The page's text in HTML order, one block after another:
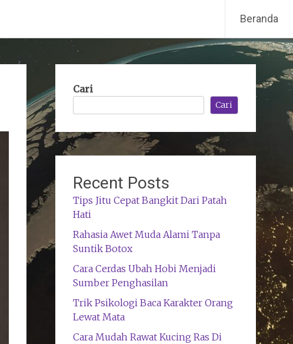
Beranda
Cari
Cari
Recent Posts
Tips Jitu Cepat Bangkit Dari Patah
Hati
Rahasia Awet Muda Alami Tanpa
Suntik Botox
Cara Cerdas Ubah Hobi Menjadi
Sumber Penghasilan
Trik Psikologi Baca Karakter Orang
Lewat Mata
Cara Mudah Rawat Kucing Ras Di